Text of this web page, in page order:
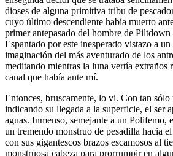
dioses de alguna primitiva tribu de
cuyo último descendiente había muerto
primer antepasado del hombre de
Espantado por este inesperado vistazo a
imaginación del más aventurado de los
meditando mientras la luna vertía extraños
canal que había ante mí.
Entonces, bruscamente, lo vi. Con tan
indicando su llegada a la superficie, el ser
aguas. Inmenso, semejante a un Polifemo,
un tremendo monstruo de pesadilla hacia
con sus gigantescos brazos escamosos al
monstruosa cabeza para prorrumpir en